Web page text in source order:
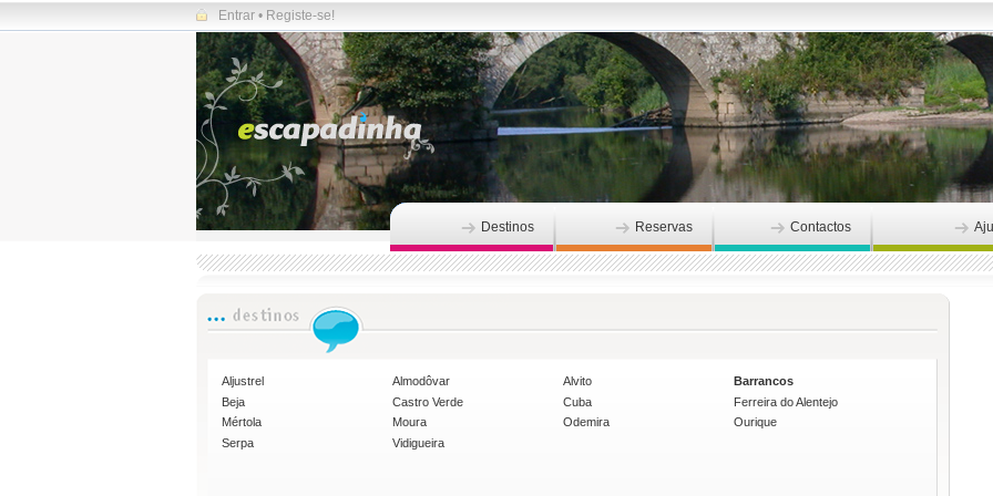
Entrar • Registe-se!
Destinos Reservas Contactos
Aljustrel Almodôvar Alvito
Barrancos
Beja
Castro Verde Cuba
Ferreira do Alentejo
Mértola
Moura Odemira
Ourique
Serpa
Vidigueira